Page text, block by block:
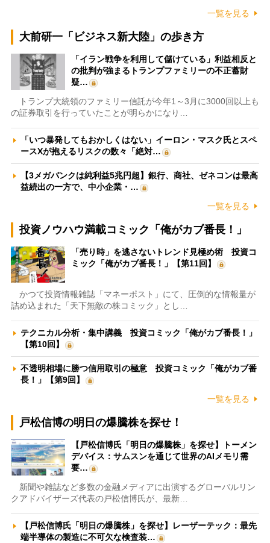
一覧を見る
大前研一「ビジネス新大陸」の歩き方
「イラン戦争を利用して儲けている」利益相反と
の批判が強まるトランプファミリーの不正蓄財
疑…
トランプ大統領のファミリー信託が今年1～3月に3000回以上も
の証券取引を行っていたことが明らかになり…
「いつ暴発してもおかしくはない」イーロン・マスク氏とスペ
ースXが抱えるリスクの数々「絶対…
【3メガバンクは純利益5兆円超】銀行、商社、ゼネコンは最高
益続出の一方で、中小企業・…
一覧を見る
投資ノウハウ満載コミック「俺がカブ番長！」
「売り時」を逃さないトレンド見極め術 投資コ
ミック「俺がカブ番長！」【第11回】
かつて投資情報雑誌「マネーポスト」にて、圧倒的な情報量が
詰め込まれた「天下無敵の株コミック」とし…
テクニカル分析・集中講義 投資コミック「俺がカブ番長！」
【第10回】
不透明相場に勝つ信用取引の極意 投資コミック「俺がカブ番
長！」【第9回】
一覧を見る
戸松信博の明日の爆騰株を探せ！
【戸松信博氏「明日の爆騰株」を探せ】トーメン
デバイス：サムスンを通じて世界のAIメモリ需
要…
新聞や雑誌など多数の金融メディアに出演するグローバルリン
クアドバイザーズ代表の戸松信博氏が、最新…
【戸松信博氏「明日の爆騰株」を探せ】レーザーテック：最先
端半導体の製造に不可欠な検査装…